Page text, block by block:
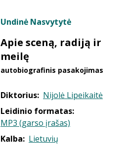
Undinė Nasvytytė
Apie sceną, radiją ir
meilę
autobiografinis pasakojimas
Diktorius: Nijolė Lipeikaitė
Leidinio formatas:
MP3 (garso įrašas)
Kalba: Lietuvių